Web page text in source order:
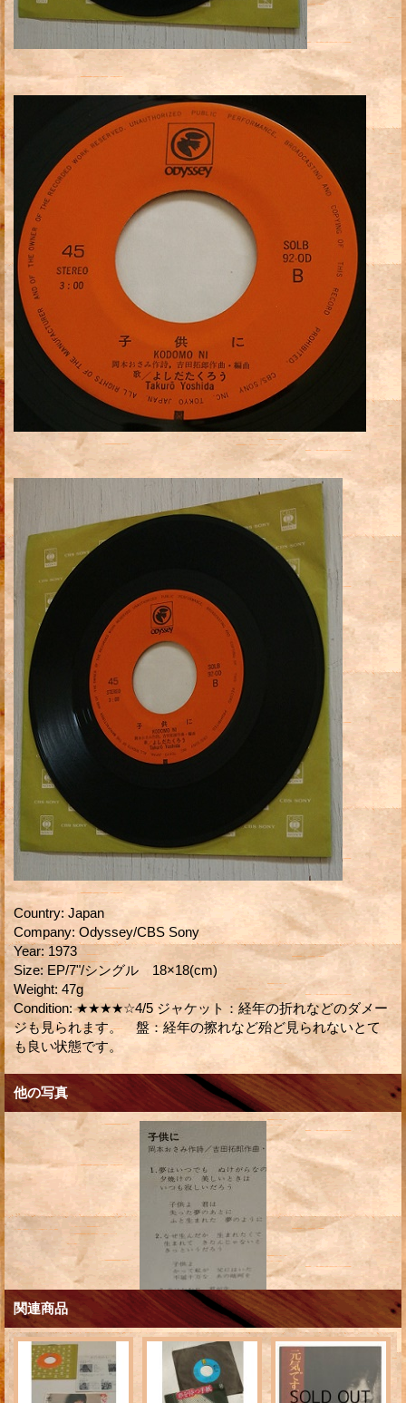
Country: Japan
Company: Odyssey/CBS Sony
Year: 1973
Size: EP/7"/シングル 18×18(cm)
Weight: 47g
Condition: ★★★★☆4/5 ジャケット：経年の折れなどのダメー
ジも見られます。 盤：経年の擦れなど殆ど見られないとて
も良い状態です。
他の写真
関連商品